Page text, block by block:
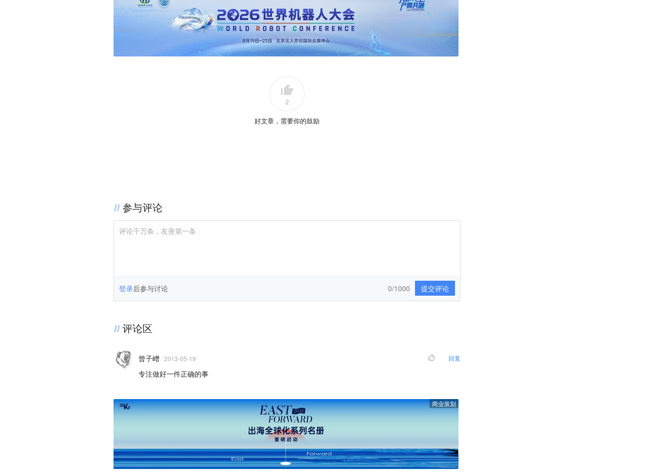
2
好文章，需要你的鼓励
参与评论
评论千万条，友善第一条
登录后参与讨论 提交评论
0/1000
评论区
曾子嶒 · 2013-05-19 回复
专注做好一件正确的事
商业策划